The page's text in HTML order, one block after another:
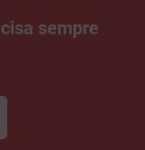
sempre